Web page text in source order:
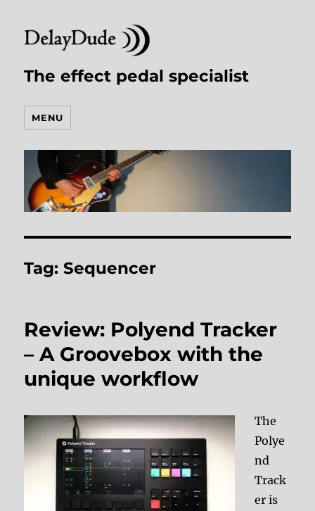
The effect pedal specialist
MENU
Tag:Sequencer
Review: Polyend Tracker
– A Groovebox with the
unique workflow
The
Polye
nd
Track
er is